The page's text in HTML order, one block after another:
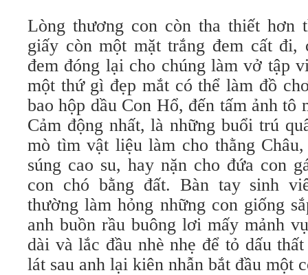
Lòng thương con còn tha thiết hơn
giấy còn một mặt trắng đem cất đi,
đem đóng lại cho chúng làm vở tập
một thứ gì đẹp mắt có thể làm đồ
bao hộp dầu Con Hổ, đến tấm ảnh tô
Cảm động nhất, là những buổi trú
mò tìm vật liệu làm cho thằng
súng cao su, hay nặn cho đứa con
con chó bằng đất. Bàn tay sinh
thường làm hỏng những con giống
anh buồn rầu buông lơi mấy mảnh
dài và lắc đầu nhè nhẹ để tỏ dấu
lát sau anh lại kiên nhẫn bắt đầu một